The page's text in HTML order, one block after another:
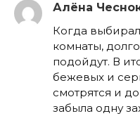
Алёна
Когда
комнаты,
подойдут. В
бежевых и
смотрятся и
забыла одну